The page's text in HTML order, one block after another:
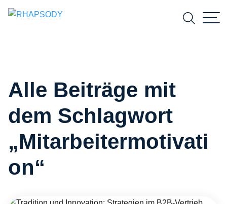
Suchen
Alle Beiträge mit
dem Schlagwort
„Mitarbeitermotivati
on“